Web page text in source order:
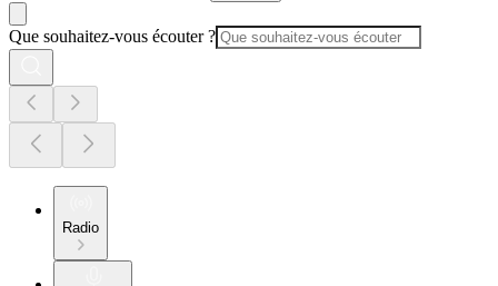
Que souhaitez-vous écouter ?
Radio